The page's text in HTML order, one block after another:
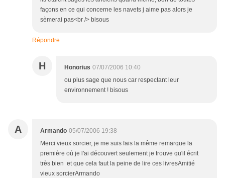
façons en ce qui concerne les navets j aime pas alors je
sèmerai pas<br /> bisous
Répondre
H Honorius 07/07/2006 10:40
ou plus sage que nous car respectant leur
environnement ! bisous
A Armando 05/07/2006 19:38
Merci vieux sorcier, je me suis fais la même remarque la
première où je l'ai découvert seulement je trouve qu'il écrit
très bien et que cela faut la peine de lire ces livresAmitié
vieux sorcierArmando